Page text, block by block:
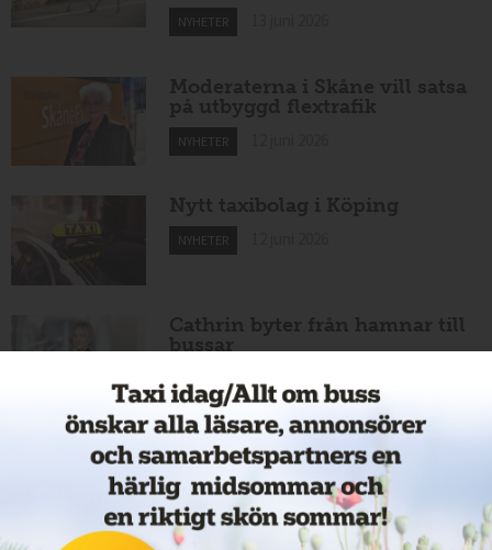
NYHETER
Moderaterna i Skåne vill satsa
på utbyggd flextrafik
NYHETER
Nytt taxibolag i Köping
NYHETER
Cathrin byter från hamnar till
bussar
11 juni 2026
Nytt taxiföretag i Sigtuna
NYHETER 11 juni 2026